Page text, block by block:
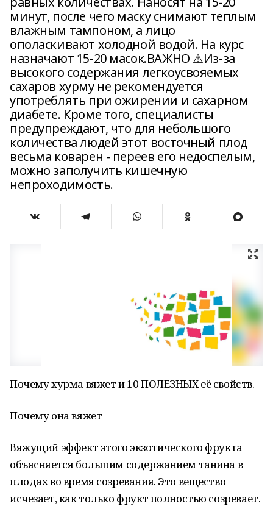
минут, после чего маску снимают теплым
влажным тампоном, а лицо
ополаскивают холодной водой. На курс
назначают 15-20 масок.ВАЖНО ⚠Из-за
высокого содержания легкоусвояемых
сахаров хурму не рекомендуется
употреблять при ожирении и сахарном
диабете. Кроме того, специалисты
предупреждают, что для небольшого
количества людей этот восточный плод
весьма коварен - переев его недоспелым,
можно заполучить кишечную
непроходимость.
Почему хурма вяжет и 10 ПОЛЕЗНЫХ её свойств.
Почему она вяжет
Вяжущий эффект этого экзотического фрукта
объясняется большим содержанием танина в
плодах во время созревания. Это вещество
исчезает, как только фрукт полностью созревает.